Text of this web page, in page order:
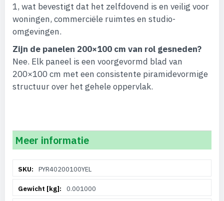
1, wat bevestigt dat het zelfdovend is en veilig voor
woningen, commerciële ruimtes en studio-
omgevingen.
Zijn de panelen 200×100 cm van rol gesneden?
Nee. Elk paneel is een voorgevormd blad van
200×100 cm met een consistente piramidevormige
structuur over het gehele oppervlak.
Meer informatie
informatiePYR40200100YEL
0.001000